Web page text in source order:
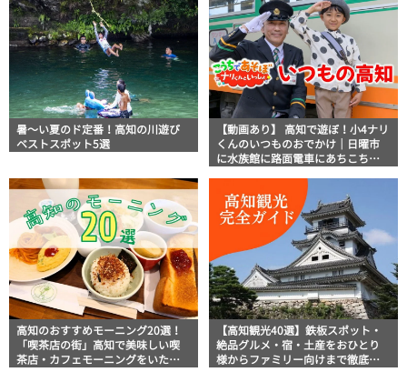
暑～い夏のド定番！高知の川遊び
ベストスポット5選
【動画あり】 高知で遊ぼ！小4ナリ
くんのいつものおでかけ｜日曜市
に水族館に路面電車にあちこち巡
高知のおすすめモーニング20選！
「喫茶店の街」高知で美味しい喫
茶店・カフェモーニングをいただ
【高知観光40選】鉄板スポット・
絶品グルメ・宿・土産をおひとり
様からファミリー向けまで徹底解